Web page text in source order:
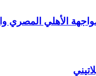
الأهلي المصري